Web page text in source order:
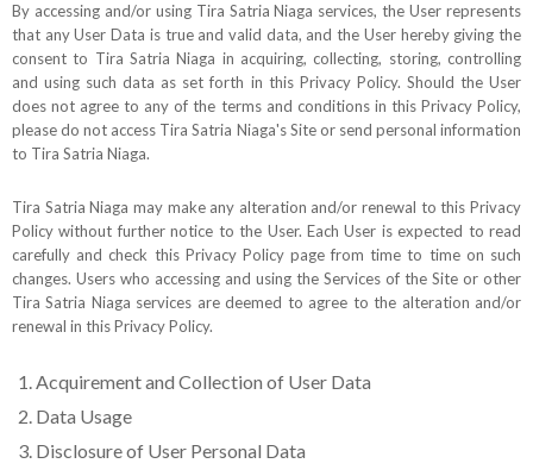
By accessing and/or using Tira Satria Niaga services, the User represents
that any User Data is true and valid data, and the User hereby giving the
consent to Tira Satria Niaga in acquiring, collecting, storing, controlling
and using such data as set forth in this Privacy Policy. Should the User
does not agree to any of the terms and conditions in this Privacy Policy,
please do not access Tira Satria Niaga's Site or send personal information
to Tira Satria Niaga.
Tira Satria Niaga may make any alteration and/or renewal to this Privacy
Policy without further notice to the User. Each User is expected to read
carefully and check this Privacy Policy page from time to time on such
changes. Users who accessing and using the Services of the Site or other
Tira Satria Niaga services are deemed to agree to the alteration and/or
renewal in this Privacy Policy.
Acquirement and Collection of User Data
Data Usage
Disclosure of User Personal Data